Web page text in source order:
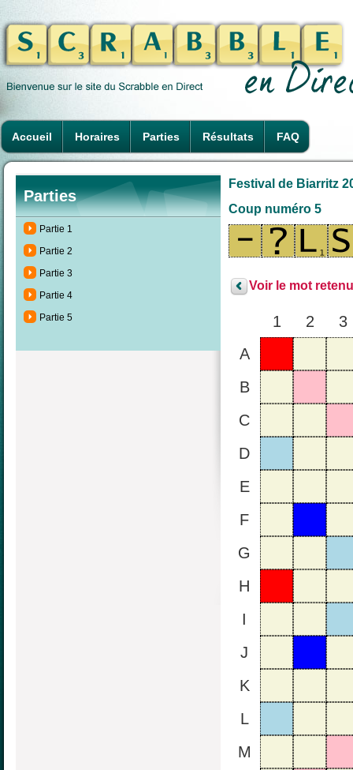
Accueil Horaires Parties Résultats FAQ
Parties
Partie 1
Partie 2
Partie 3
Partie 4
Partie 5
Festival de Biarritz
Coup numéro 5
Voir le mot
1 2
3
A
B
C
D
E
F
G
H
I
J
K
L
M